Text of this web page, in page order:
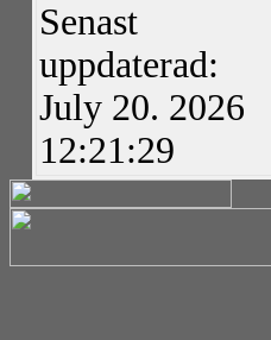
Senast
uppdaterad:
July 20. 2026
12:21:29